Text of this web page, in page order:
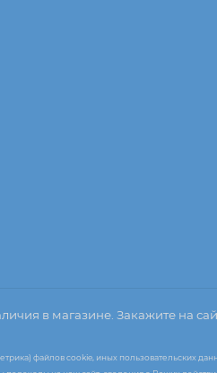
в магазине. Закажите на
файлов cookie, иных пользовательских